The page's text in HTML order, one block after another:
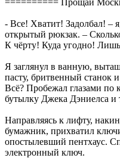
- Все! Хватит! Задолбал! –
открытый рюкзак. –
К чёрту! Куда угодно!
Я заглянул в ванную,
пасту, бритвенный станок
Всё? Пробежал глазами по
бутылку Джека Дэниелса и
Направляясь к лифту,
бумажник, прихватил
опостылевший пентхаус.
электронный ключ.